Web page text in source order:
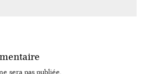
sera pas publiée.